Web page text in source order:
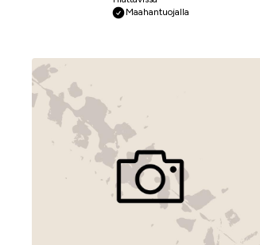
Maahantuojalla